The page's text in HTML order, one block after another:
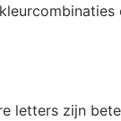
zijn